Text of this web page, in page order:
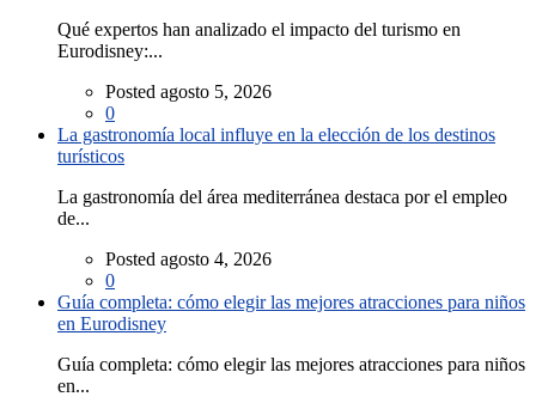
Qué expertos han analizado el impacto del turismo en
Eurodisney:...
Posted agosto 5, 2026
0
La gastronomía local influye en la elección de los destinos
turísticos
La gastronomía del área mediterránea destaca por el empleo
de...
Posted agosto 4, 2026
0
Guía completa: cómo elegir las mejores atracciones para niños
en Eurodisney
Guía completa: cómo elegir las mejores atracciones para niños
en...